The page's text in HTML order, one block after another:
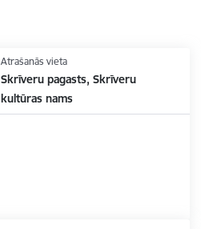
Atrašanās vieta
Skrīveru pagasts, Skrīveru
kultūras nams